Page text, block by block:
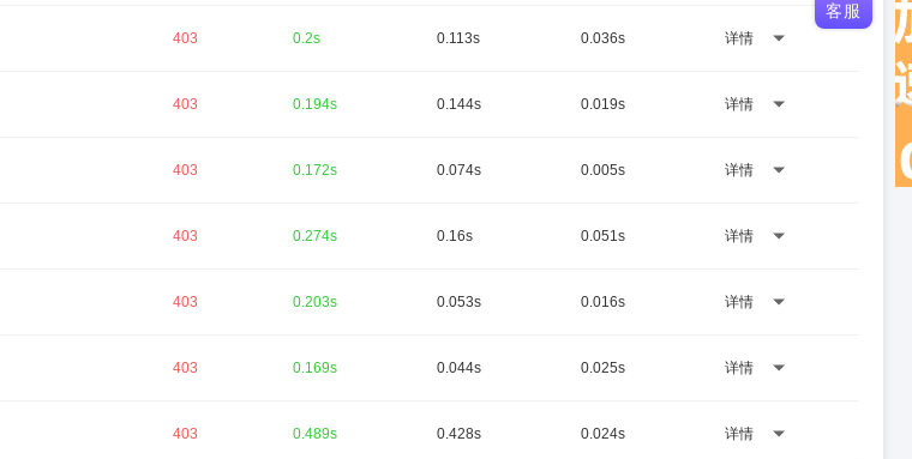
403 0.2s 0.113s 0.036s 详情
403 0.194s 0.144s 0.019s 详情
403 0.172s 0.074s 0.005s 详情
403 0.274s 0.16s 0.051s 详情
403 0.203s 0.053s 0.016s 详情
403 0.169s 0.044s 0.025s 详情
403 0.489s 0.428s 0.024s 详情
客服